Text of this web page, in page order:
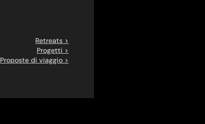
Retreats >
Progetti >
Proposte di viaggio >